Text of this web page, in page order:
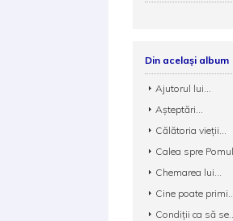
Din același album
Ajutorul lui...
Așteptări...
Călătoria vieții...
Calea spre
Chemarea lui...
Cine poate
Condiții ca să